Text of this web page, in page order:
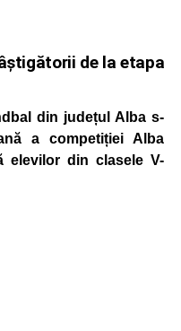
de la etapa
din județul Alba s-
a competiției Alba
elevilor din clasele V-